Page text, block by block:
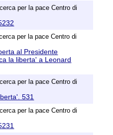
per la pace Centro di
per la pace Centro di
al Presidente
la liberta' a Leonard
per la pace Centro di
531
per la pace Centro di